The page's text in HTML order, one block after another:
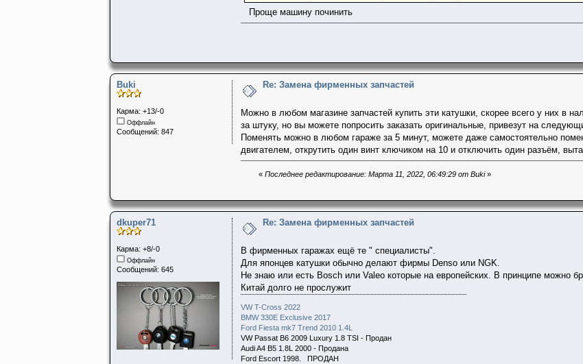
Проще машину починить
Buki
Карма: +13/-0
Оффлайн
Сообщений: 847
Re: Замена фирменных запчастей
Можно в любом магазине запчастей купить эти катушки, скорее всего у них в
за штуку, но вы можете попросить заказать оригинальные, привезут на
Поменять можно в любом гараже за 5 минут, можете даже самостоятельно
двигателем, открутить один винт ключиком на 10 и отключить один разъём,
« Последнее редактирование: Марта 11, 2022, 06:49:29 от Buki»
dkuper71
Карма: +8/-0
Оффлайн
Сообщений: 645
Re: Замена фирменных запчастей
В фирменных гаражах ещё те " специалисты".
Для японцев катушки обычно делают фирмы Denso или NGK.
Не знаю или есть Bosch или Valeo которые на европейских. В принципе можно
Китай долго не прослужит
VW T-Cross 2022
BMW 330E Exclusive 2017
Ford Fiesta mk7 Trend 2010 1.4L
VW Passat B6 2009 Luxury 1.8 TSI - Продан
Audi A4 B5 1.8L 2000 - Продана
Ford Escort 1998. ПРОДАН